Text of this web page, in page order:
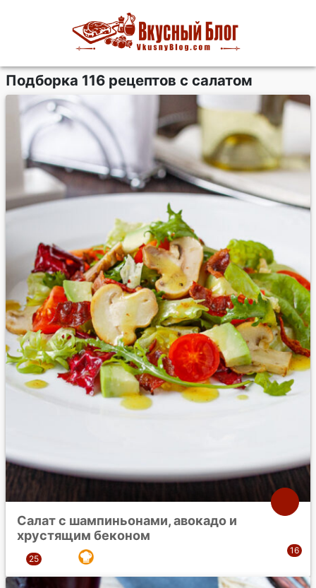
Подборка 116 рецептов с салатом
Салат с шампиньонами, авокадо и
хрустящим беконом